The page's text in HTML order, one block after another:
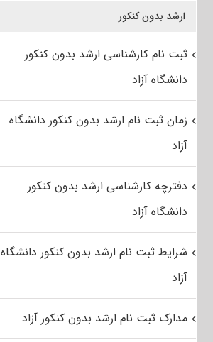
ارشد بدون کنکور
ثبت نام کارشناسی ارشد بدون کنکور
دانشگاه آزاد
زمان ثبت نام ارشد بدون کنکور دانشگاه
آزاد
دفترچه کارشناسی ارشد بدون کنکور
دانشگاه آزاد
شرایط ثبت نام ارشد بدون کنکور دانشگاه
آزاد
مدارک ثبت نام ارشد بدون کنکور آزاد